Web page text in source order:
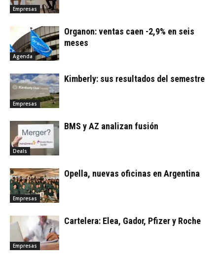
Empresas
Agenda
Organon: ventas caen -2,9% en seis
meses
Empresas
Kimberly: sus resultados del semestre
Deals
BMS y AZ analizan fusión
Empresas
Opella, nuevas oficinas en Argentina
Empresas
Cartelera: Elea, Gador, Pfizer y Roche